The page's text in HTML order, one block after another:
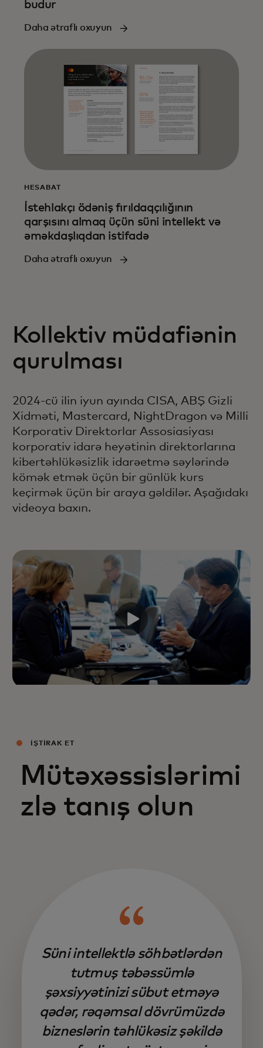
budur
Daha ətraflı oxuyun
HESABAT
İstehlakçı ödəniş fırıldaqçılığının
qarşısını almaq üçün süni intellekt və
əməkdaşlıqdan istifadə
Daha ətraflı oxuyun
Kollektiv müdafiənin
qurulması
2024-cü ilin iyun ayında CISA, ABŞ Gizli
Xidməti, Mastercard, NightDragon və Milli
Korporativ Direktorlar Assosiasiyası
korporativ idarə heyətinin direktorlarına
kibertəhlükəsizlik idarəetmə səylərində
kömək etmək üçün bir günlük kurs
keçirmək üçün bir araya gəldilər. Aşağıdakı
videoya baxın.
İŞTIRAK ET
Mütəxəssislərimi
zlə tanış olun
Süni intellektlə söhbətlərdən
tutmuş təbəssümlə
şəxsiyyətinizi sübut etməyə
qədər, rəqəmsal dövrümüzdə
bizneslərin təhlükəsiz şəkildə